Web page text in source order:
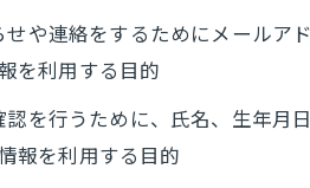
や連絡をするためにメールア
を利用する目的
認を行うために、氏名、生年
報を利用する目的